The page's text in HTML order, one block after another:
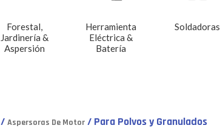
Forestal,
Jardinería &
Aspersión
Herramienta
Eléctrica &
Batería
Soldadoras
/ Aspersoras De Motor / Para Polvos y Granulados